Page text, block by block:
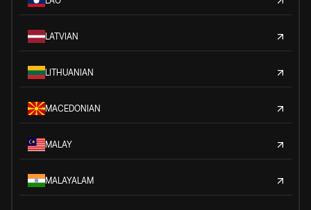
LATVIAN
LITHUANIAN
MACEDONIAN
MALAY
MALAYALAM